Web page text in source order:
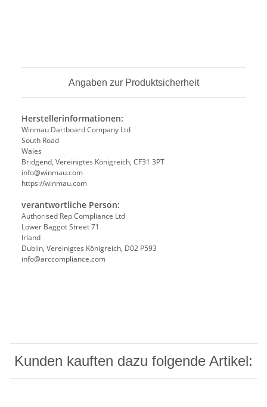
Angaben zur Produktsicherheit
Herstellerinformationen:
Winmau Dartboard Company Ltd
South Road
Wales
Bridgend, Vereinigtes Königreich, CF31 3PT
info@winmau.com
https://winmau.com
verantwortliche Person:
Authorised Rep Compliance Ltd
Lower Baggot Street 71
Irland
Dublin, Vereinigtes Königreich, D02 P593
info@arccompliance.com
Kunden kauften dazu folgende Artikel: